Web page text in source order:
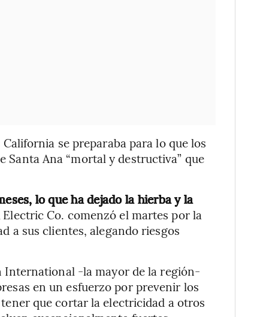
se preparaba para lo que los
Ana “mortal y destructiva” que
lo que ha dejado la hierba y la
Electric Co. comenzó el martes por la
a sus clientes, alegando riesgos
International -la mayor de la región-
en un esfuerzo por prevenir los
que cortar la electricidad a otros